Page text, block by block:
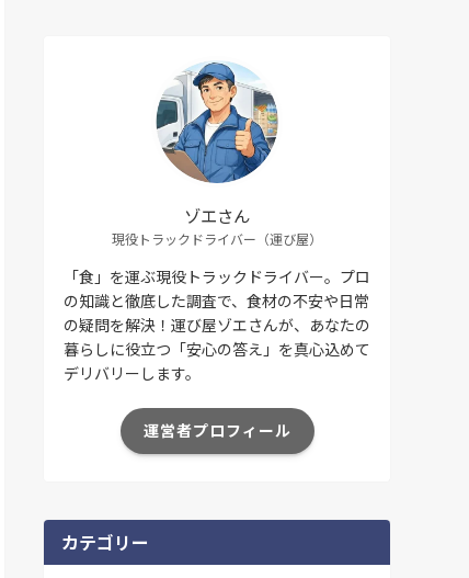
ゾエさん
現役トラックドライバー（運び屋）
「食」を運ぶ現役トラックドライバー。プロ
の知識と徹底した調査で、食材の不安や日常
の疑問を解決！運び屋ゾエさんが、あなたの
暮らしに役立つ「安心の答え」を真心込めて
デリバリーします。
運営者プロフィール
カテゴリー